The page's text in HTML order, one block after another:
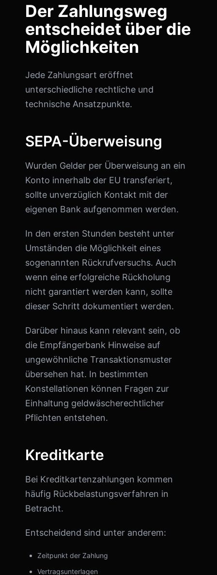
Der Zahlungsweg
entscheidet über die
Möglichkeiten
Jede Zahlungsart eröffnet
unterschiedliche rechtliche und
technische Ansatzpunkte.
SEPA-Überweisung
Wurden Gelder per Überweisung an ein
Konto innerhalb der EU transferiert,
sollte unverzüglich Kontakt mit der
eigenen Bank aufgenommen werden.
In den ersten Stunden besteht unter
Umständen die Möglichkeit eines
sogenannten Rückrufversuchs. Auch
wenn eine erfolgreiche Rückholung
nicht garantiert werden kann, sollte
dieser Schritt dokumentiert werden.
Darüber hinaus kann relevant sein, ob
die Empfängerbank Hinweise auf
ungewöhnliche Transaktionsmuster
übersehen hat. In bestimmten
Konstellationen können Fragen zur
Einhaltung geldwäscherechtlicher
Pflichten entstehen.
Kreditkarte
Bei Kreditkartenzahlungen kommen
häufig Rückbelastungsverfahren in
Betracht.
Entscheidend sind unter anderem:
Zeitpunkt der Zahlung
Vertragsunterlagen